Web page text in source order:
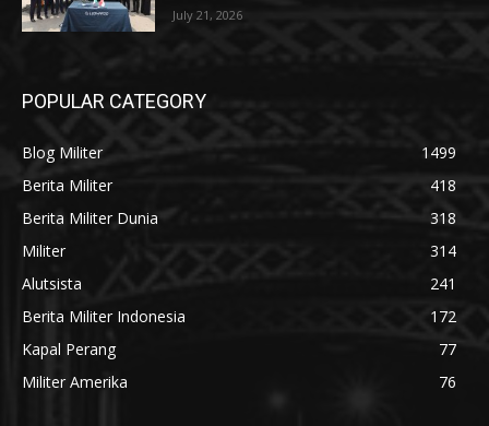
July 21, 2026
POPULAR CATEGORY
Blog Militer
1499
Berita Militer
418
Berita Militer Dunia
318
Militer
314
Alutsista
241
Berita Militer Indonesia
172
Kapal Perang
77
Militer Amerika
76